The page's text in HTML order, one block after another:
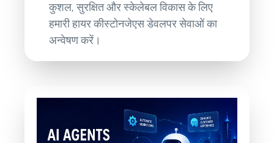
कुशल, सुरक्षित और स्केलेबल विकास के लिए
हमारी हायर कीस्टोनजेएस डेवलपर सेवाओं का
अन्वेषण करें।